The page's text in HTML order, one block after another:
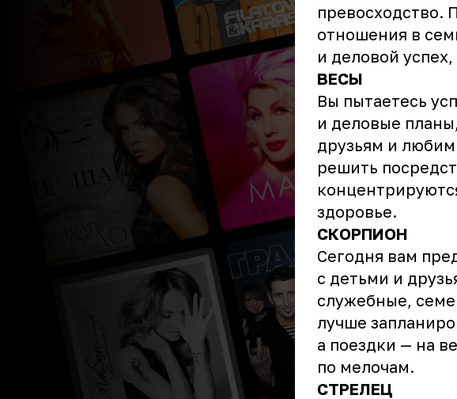
превосходство.
отношения в
и деловой
ВЕСЫ
Вы пытаетесь
и деловые
друзьям и
решить
здоровье.
СКОРПИОН
Сегодня вам
с детьми и
служебные,
лучше
а поездки — на
по мелочам.
СТРЕЛЕЦ